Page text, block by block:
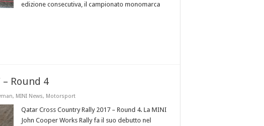
edizione consecutiva, il campionato monomarca
Round 4
, MINI News, Motorsport
Qatar Cross Country Rally 2017 – Round 4. La MINI
John Cooper Works Rally fa il suo debutto nel